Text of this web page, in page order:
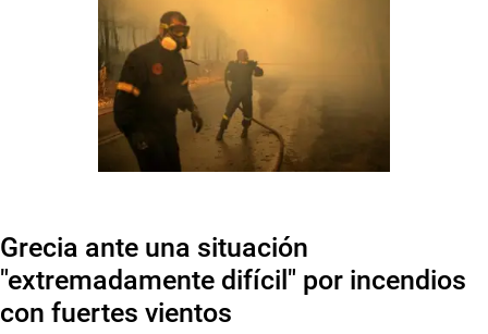
Grecia ante una situación
"extremadamente difícil" por incendios
con fuertes vientos